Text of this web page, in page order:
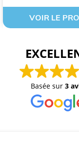
VOIR LE
Basée sur3